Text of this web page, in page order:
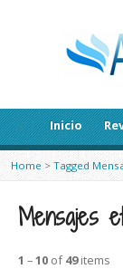
Inicio
Home > Tagged
Mensajes
1 –10 of49items